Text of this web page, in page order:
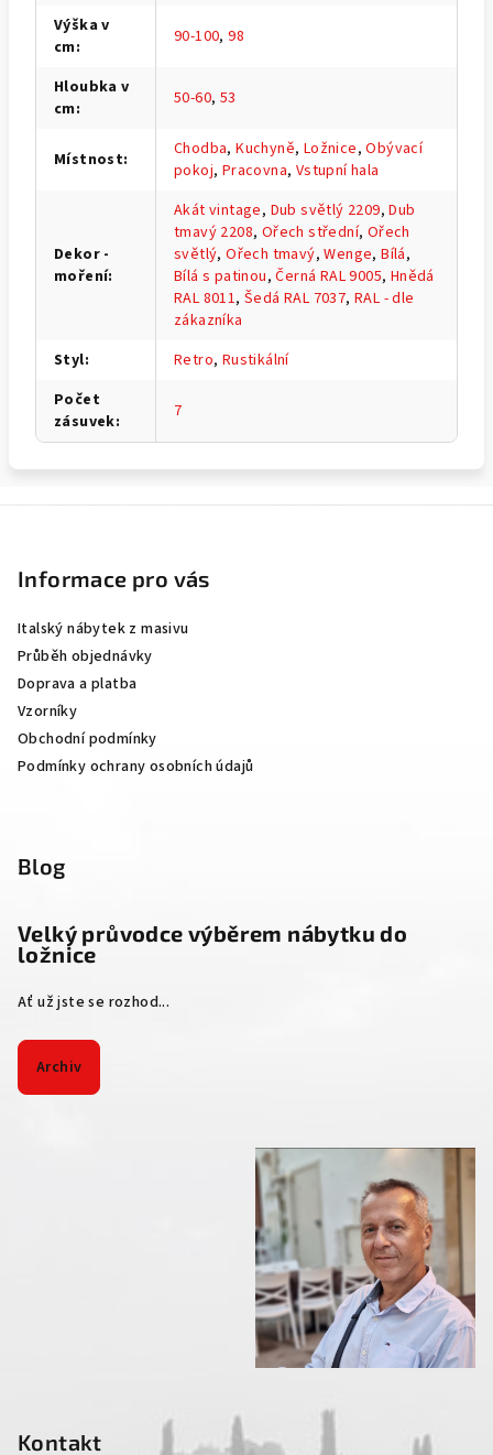
Výška v
cm: 90-100,98
Hloubka v
cm: 50-60, 53
Místnost: Chodba,Kuchyně, Ložnice,Obývací
pokoj, Pracovna, Vstupní hala
Dekor -
moření:
Akát vintage, Dub světlý 2209,Dub
tmavý 2208, Ořech střední, Ořech
světlý,Ořech tmavý,Wenge,Bílá,
Bílá s patinou,Černá RAL 9005, Hnědá
RAL 8011,Šedá RAL 7037,RAL - dle
zákazníka
Styl: Retro, Rustikální
Počet
zásuvek: 7
Informace pro vás
Italský nábytek z masivu
Průběh objednávky
Doprava a platba
Vzorníky
Obchodní podmínky
Podmínky ochrany osobních údajů
Blog
Velký průvodce výběrem nábytku do
ložnice
Ať už jste se rozhod...
Archiv
Kontakt